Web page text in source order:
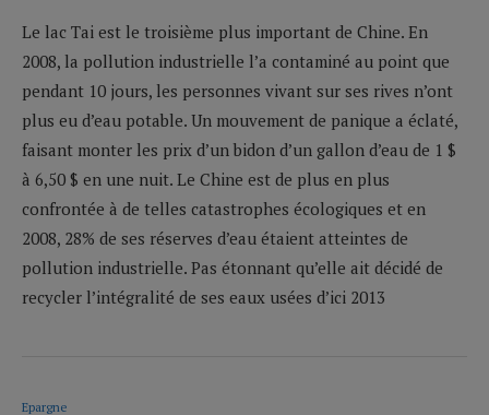
Le lac Tai est le troisième plus important de Chine. En
2008, la pollution industrielle l’a contaminé au point que
pendant 10 jours, les personnes vivant sur ses rives n’ont
plus eu d’eau potable. Un mouvement de panique a éclaté,
faisant monter les prix d’un bidon d’un gallon d’eau de 1 $
à 6,50 $ en une nuit. Le Chine est de plus en plus
confrontée à de telles catastrophes écologiques et en
2008, 28% de ses réserves d’eau étaient atteintes de
pollution industrielle. Pas étonnant qu’elle ait décidé de
recycler l’intégralité de ses eaux usées d’ici 2013
Epargne